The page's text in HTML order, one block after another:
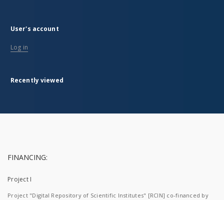
User's account
Log in
Recently viewed
FINANCING:
Project I
Project "Digital Repository of Scientific Institutes" [RCIN] co-financed by